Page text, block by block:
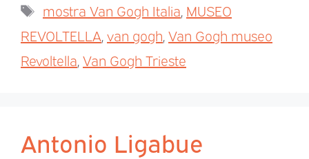
mostra Van Gogh Italia MUSEO
REVOLTELLA van gogh Van Gogh museo
Revoltella Van Gogh Trieste
Antonio Ligabue